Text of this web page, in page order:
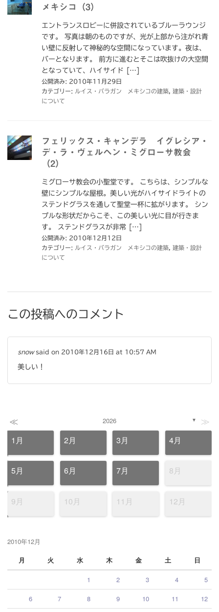
メキシコ（3）
エントランスロビーに併設されているブルーラウンジ
です。 写真は朝のものですが、光が上部から注がれ青
い壁に反射して神秘的な空間になっています。夜は、
バーとなります。 前方に進むとそこは吹抜けの大空間
となっていて、ハイサイド […]
公開済み: 2010年11月29日
カテゴリー: ルイス・バラガン メキシコの建築, 建築・設計
について
フェリックス・キャンデラ イグレシア・
デ・ラ・ヴェルヘン・ミグローサ教会
（2）
ミグローサ教会の小聖堂です。 こちらは、シンプルな
壁にシンプルな屋根。美しい光がハイサイドライトの
ステンドグラスを通して聖堂一杯に拡がります。 シン
プルな形状だからこそ、この美しい光に目が行きま
す。 ステンドグラスが非常 […]
公開済み: 2010年12月12日
カテゴリー: ルイス・バラガン メキシコの建築, 建築・設計
について
この投稿へのコメント
snowsaid on 2010年12月16日 at 10:57 AM
美しい！
≪ 2026 ▼ ≫
1月 2月 3月 4月
5月 6月 7月 8月
9月 10月 11月 12月
2010年12月
月
火 水 木 金 土 日
1 2 3 4 5
6 7 8 9 10 11 12